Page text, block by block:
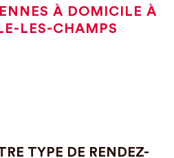
À DOMICILE À
LES-CHAMPS
TYPE DE RENDEZ-